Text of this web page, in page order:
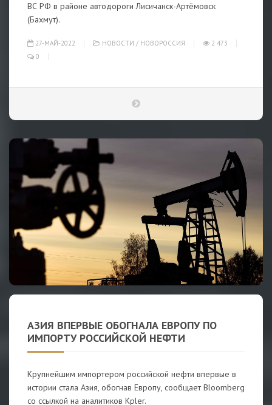
ВС РФ в районе автодороги Лисичанск-Артёмовск
(Бахмут).
27-МАЙ-2022 НОВОСТИ / НОВОРОССИЯ
2 473
0
АЗИЯ ВПЕРВЫЕ ОБОГНАЛА ЕВРОПУ ПО
ИМПОРТУ РОССИЙСКОЙ НЕФТИ
Крупнейшим импортером российской нефти впервые в
истории стала Азия, обогнав Европу, сообщает Bloomberg
со ссылкой на аналитиков Kpler.